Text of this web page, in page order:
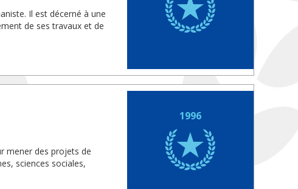
Il est décerné à une
de ses travaux et de
mener des projets de
sciences sociales,
1996